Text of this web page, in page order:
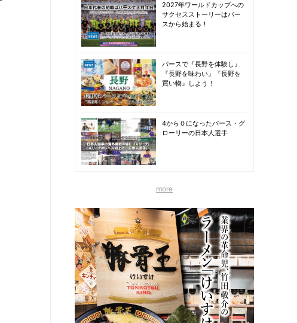
2027年ワールドカップへの
サクセスストーリーはパー
スから始まる！
パースで『長野を体験し』
『長野を味わい』『長野を
買い物』しよう！
4から０になったパース・グ
ローリーの日本人選手
more